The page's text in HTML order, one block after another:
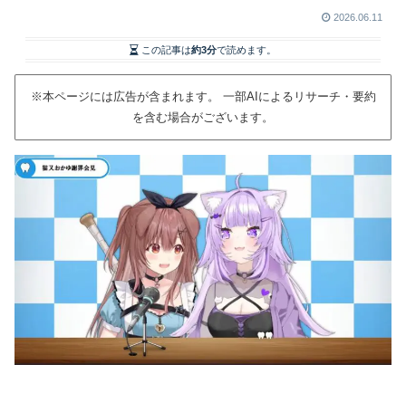
2026.06.11
この記事は約3分で読めます。
※本ページには広告が含まれます。 一部AIによるリサーチ・要約
を含む場合がございます。